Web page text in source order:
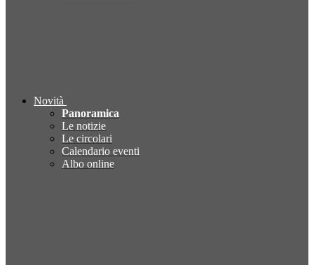
Novità
Panoramica
Le notizie
Le circolari
Calendario eventi
Albo online